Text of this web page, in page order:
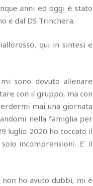
anni ed oggi è stato
e dal DS Trinchera.
qui in sintesi e
sono dovuto allenare
con il gruppo, ma con
mai una giornata
nella famiglia per
luglio 2020 ho toccato il
incomprensioni. E' il
ho avuto dubbi, mi è